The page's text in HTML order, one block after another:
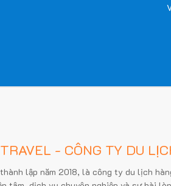
- CÔNG TY DU
lập năm 2018, là công ty du lịch